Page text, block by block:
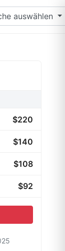
auswählen
$220
$140
$108
$92